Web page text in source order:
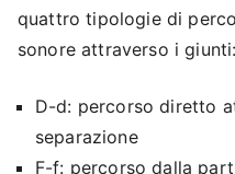
quattro tipologie di
sonore attraverso i giunti:
D-d: percorso diretto
separazione
F-f: percorso dalla